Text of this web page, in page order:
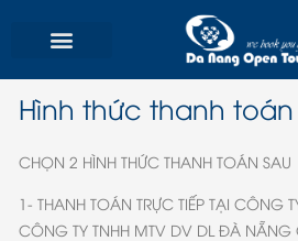
Hình thức thanh toán
CHỌN 2 HÌNH THỨC THANH TOÁN SAU
1- THANH TOÁN TRỰC TIẾP TẠI CÔNG
CÔNG TY TNHH MTV DV DL ĐÀ NẴNG